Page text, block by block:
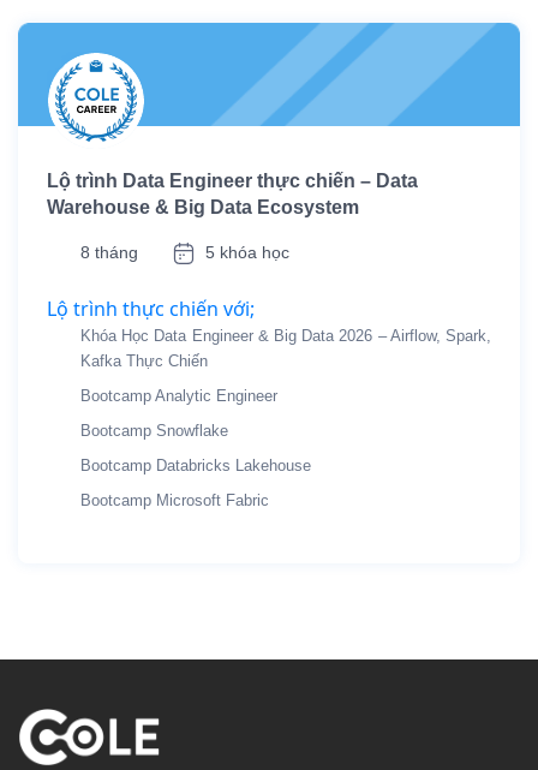
Lộ trình Data Engineer thực chiến – Data
Warehouse & Big Data Ecosystem
8 tháng 5 khóa học
Lộ trình thực chiến với;
Khóa Học Data Engineer & Big Data 2026 – Airflow, Spark,
Kafka Thực Chiến
Bootcamp Analytic Engineer
Bootcamp Snowflake
Bootcamp Databricks Lakehouse
Bootcamp Microsoft Fabric